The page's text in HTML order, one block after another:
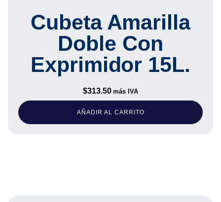
Cubeta Amarilla
Doble Con
Exprimidor 15L.
$313.50 más IVA
AÑADIR AL CARRITO